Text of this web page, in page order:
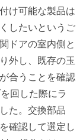
け可能な製品は
したいというご
ドアの室内側と
外し、既存の玉
合うことを確認
回した際にラ
た。交換部品
確認して選定し